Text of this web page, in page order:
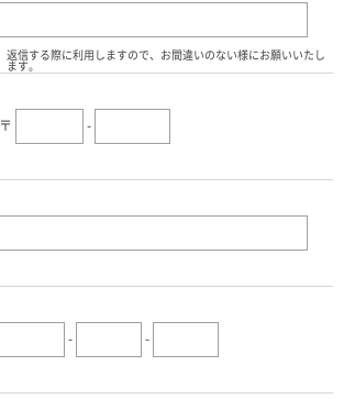
返信する際に利用しますので、お間違いのない様にお願いいたし
ます。
〒 -
- -